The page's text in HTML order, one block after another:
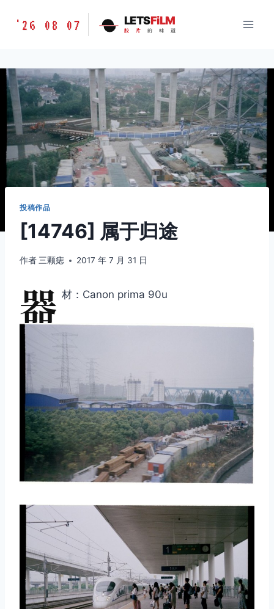
胶
味
道
LETSFILM
'26 08 07 LETSFiLM
胶 片 的 味 道
投稿作品
[14746] 属于归途
作者 三颗痣 2017 年 7 月 31 日
器 材：Canon prima 90u